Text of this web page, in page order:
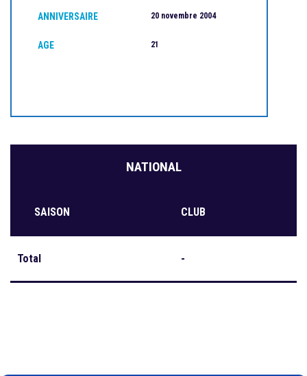
ANNIVERSAIRE 20 novembre 2004
AGE 21
NATIONAL
SAISON CLUB
Total -